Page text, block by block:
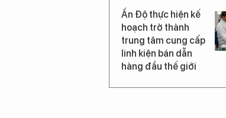
Ấn Độ thực hiện kế
hoạch trở thành
trung tâm cung cấp
linh kiện bán dẫn
hàng đầu thế giới